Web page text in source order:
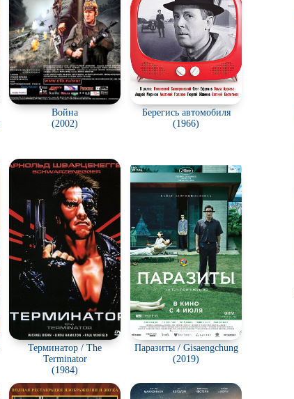
Война
(2002)
Берегись автомобиля
(1966)
Терминатор / The
Terminator
(1984)
Паразиты / Gisaengchung
(2019)